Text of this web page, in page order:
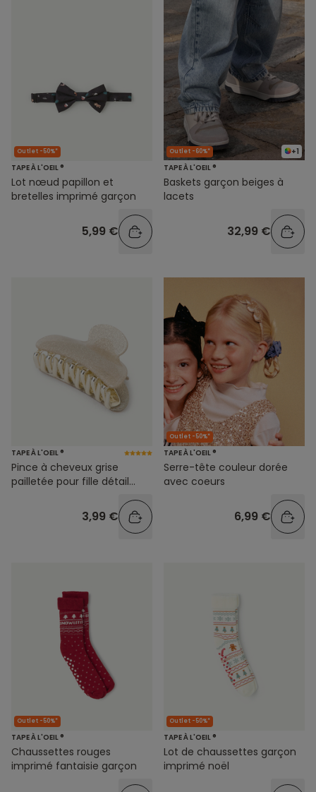
Outlet -50%*
TAPE À L'OEIL ®
Lot nœud papillon et
bretelles imprimé garçon
5,99 €
+1
Outlet -60%*
TAPE À L'OEIL ®
Baskets garçon beiges à
lacets
32,99 €
TAPE À L'OEIL ®
Pince à cheveux grise
pailletée pour fille détail
3,99 €
Outlet -50%*
TAPE À L'OEIL ®
Serre-tête couleur dorée
avec coeurs
6,99 €
Outlet -50%*
TAPE À L'OEIL ®
Chaussettes rouges
imprimé fantaisie garçon
Outlet -50%*
TAPE À L'OEIL ®
Lot de chaussettes garçon
imprimé noël